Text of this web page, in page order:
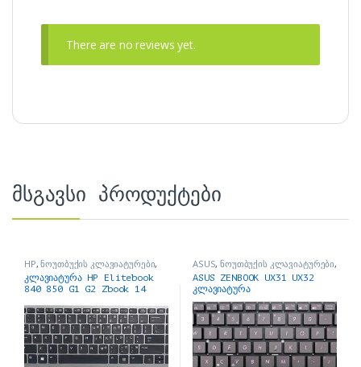
There are no reviews yet.
მსგავსი პროდუქტები
HP,ნოუთბუქის კლავიატურები,
ნოუთბუქის ნაწილები და
აქსესუარები
კლავიატურა HP Elitebook
840 850 G1 G2 Zbook 14
ASUS,ნოუთბუქის კლავიატურები,
ნოუთბუქის ნაწილები და
აქსესუარები
ASUS ZENBOOK UX31 UX32
კლავიატურა